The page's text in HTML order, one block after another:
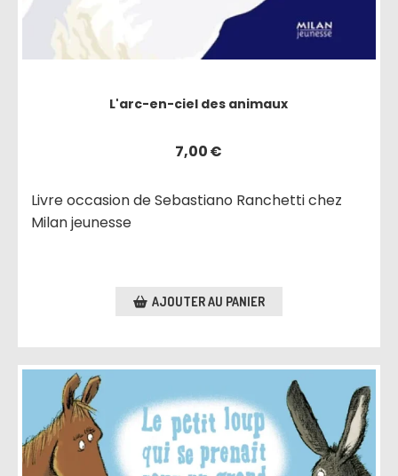
L'arc-en-ciel des animaux
7,00€
Livre occasion de Sebastiano Ranchetti chez
Milan jeunesse
AJOUTER AU PANIER